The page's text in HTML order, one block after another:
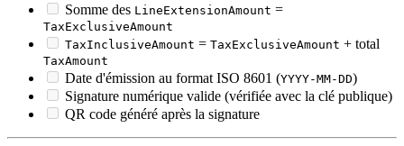
Somme des LineExtensionAmount =
TaxExclusiveAmount
TaxInclusiveAmount = TaxExclusiveAmount + total
TaxAmount
Date d'émission au format ISO 8601 (YYYY-MM-DD)
Signature numérique valide (vérifiée avec la clé publique)
QR code généré après la signature